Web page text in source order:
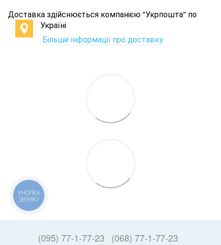
Доставка здійснюється компанією "Укрпошта" по
Україні
Більше інформації про доставку
(095) 77-1-77-23 (068) 77-1-77-23
КНОПКА
ЗВ'ЯЗКУ